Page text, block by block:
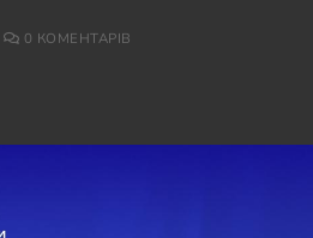
0 КОМЕНТАРІВ